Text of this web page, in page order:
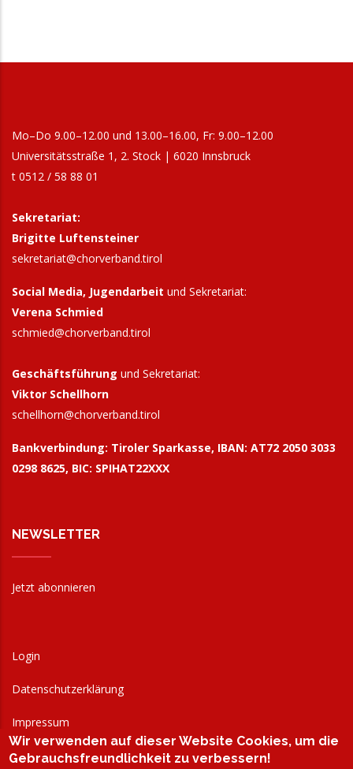
Mo–Do 9.00–12.00 und 13.00–16.00, Fr: 9.00–12.00
Universitätsstraße 1, 2. Stock | 6020 Innsbruck
t 0512 / 58 88 01
Sekretariat:
Brigitte Luftensteiner
sekretariat@chorverband.tirol
Social Media, Jugendarbeit und Sekretariat:
Verena Schmied
schmied@chorverband.tirol
Geschäftsführung und Sekretariat:
Viktor Schellhorn
schellhorn@chorverband.tirol
Bankverbindung: Tiroler Sparkasse, IBAN: AT72 2050 3033
0298 8625, BIC: SPIHAT22XXX
NEWSLETTER
Jetzt abonnieren
Login
Datenschutzerklärung
Impressum
AGB
Wir verwenden auf dieser Website Cookies, um die
Gebrauchsfreundlichkeit zu verbessern!